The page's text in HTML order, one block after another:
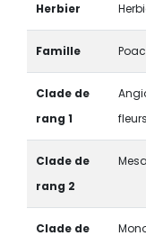
Herbier
Famille
Clade de
rang 1
Clade de
rang 2
Clade de